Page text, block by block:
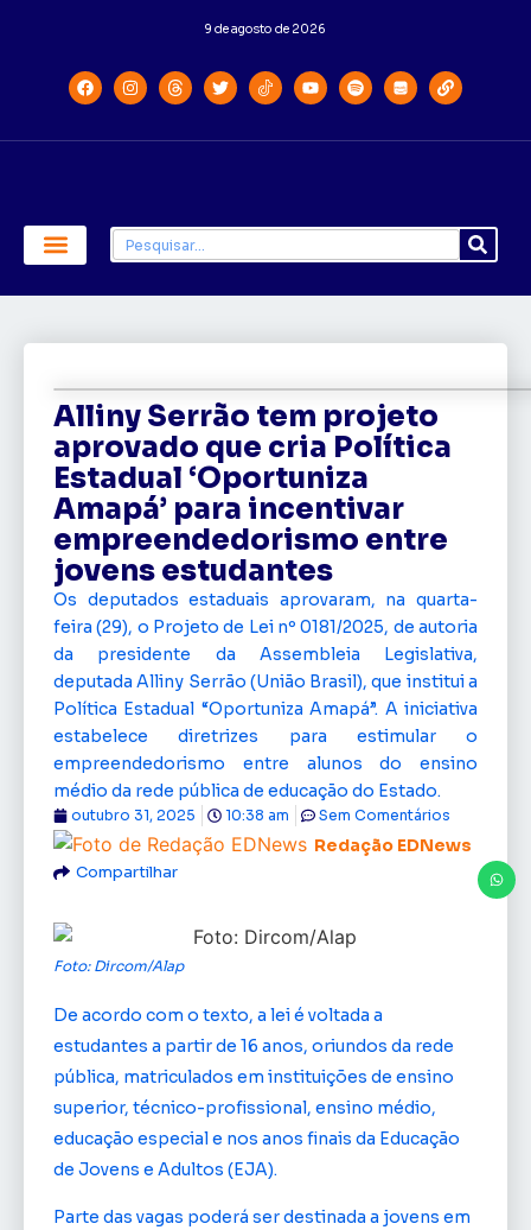
9 de agosto de 2026
Alliny Serrão tem projeto
aprovado que cria Política
Estadual ‘Oportuniza
Amapá’ para incentivar
empreendedorismo entre
jovens estudantes
Os deputados estaduais aprovaram, na quarta-
feira (29), o Projeto de Lei nº 0181/2025, de autoria
da presidente da Assembleia Legislativa,
deputada Alliny Serrão (União Brasil), que institui a
Política Estadual “Oportuniza Amapá”. A iniciativa
estabelece diretrizes para estimular o
empreendedorismo entre alunos do ensino
médio da rede pública de educação do Estado.
Redação EDNews
outubro 31, 2025 10:38 am Sem Comentários
Compartilhar
Foto: Dircom/Alap
De acordo com o texto, a lei é voltada a
estudantes a partir de 16 anos, oriundos da rede
pública, matriculados em instituições de ensino
superior, técnico-profissional, ensino médio,
educação especial e nos anos finais da Educação
de Jovens e Adultos (EJA).
Parte das vagas poderá ser destinada a jovens em